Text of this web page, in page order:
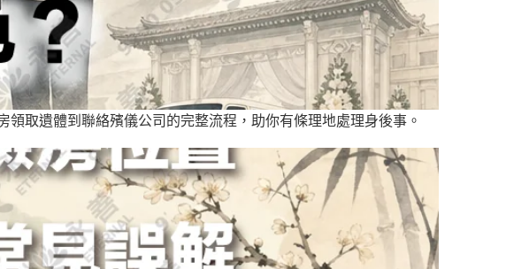
取遺體到聯絡殯儀公司的完整流程，助你有條理地處理身後事。